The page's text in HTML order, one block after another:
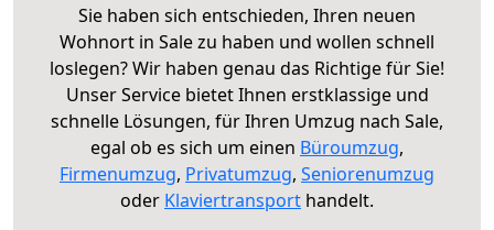
Sie haben sich entschieden, Ihren neuen
Wohnort in Sale zu haben und wollen schnell
loslegen? Wir haben genau das Richtige für Sie!
Unser Service bietet Ihnen erstklassige und
schnelle Lösungen, für Ihren Umzug nach Sale,
egal ob es sich um einen Büroumzug,
Firmenumzug, Privatumzug, Seniorenumzug
oder Klaviertransport handelt.